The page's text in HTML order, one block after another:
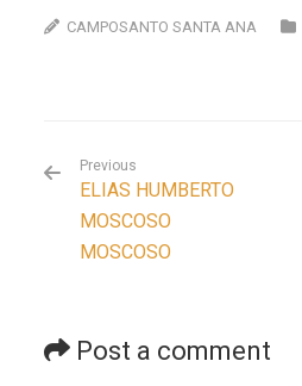
CAMPOSANTO SANTA ANA
Previous
ELIAS HUMBERTO
MOSCOSO
MOSCOSO
Post a comment